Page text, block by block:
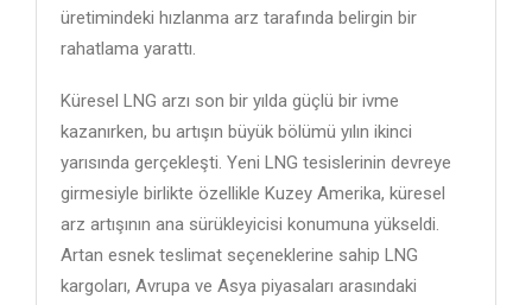
üretimindeki hızlanma arz tarafında belirgin bir
rahatlama yarattı.
Küresel LNG arzı son bir yılda güçlü bir ivme
kazanırken, bu artışın büyük bölümü yılın ikinci
yarısında gerçekleşti. Yeni LNG tesislerinin devreye
girmesiyle birlikte özellikle Kuzey Amerika, küresel
arz artışının ana sürükleyicisi konumuna yükseldi.
Artan esnek teslimat seçeneklerine sahip LNG
kargoları, Avrupa ve Asya piyasaları arasındaki